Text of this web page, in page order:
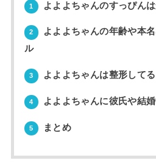
1 よよよちゃんのすっぴん
2
よよよちゃんの年齢や本
ル
3 よよよちゃんは整形してる
4 よよよちゃんに彼氏や結婚
5 まとめ